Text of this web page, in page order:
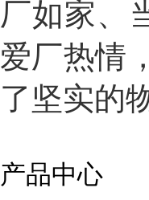
厂如家、
爱厂热情
了坚实的
产品中心